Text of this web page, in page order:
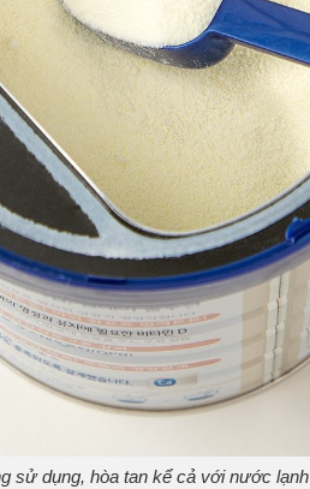
sử dụng, hòa tan kể cả với nước lạnh